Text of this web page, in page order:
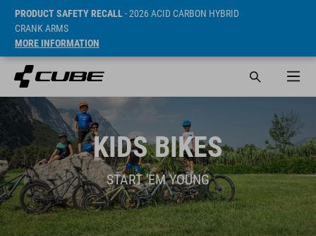
PRODUCT SAFETY RECALL- 2026 ACID CARBON HYBRID
CRANK ARMS
MORE INFORMATION
KIDS BIKES
START 'EM YOUNG